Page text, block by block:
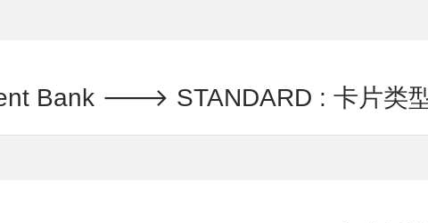
Bank 🡒 STANDARD : 卡片类